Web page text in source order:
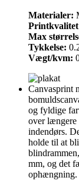
Materialer:
Max
Tykkelse:
Vægt/kvm:
Canvasprint
og fyldige
over længere
indendørs.
holde til at
mm, og det
ophængning.